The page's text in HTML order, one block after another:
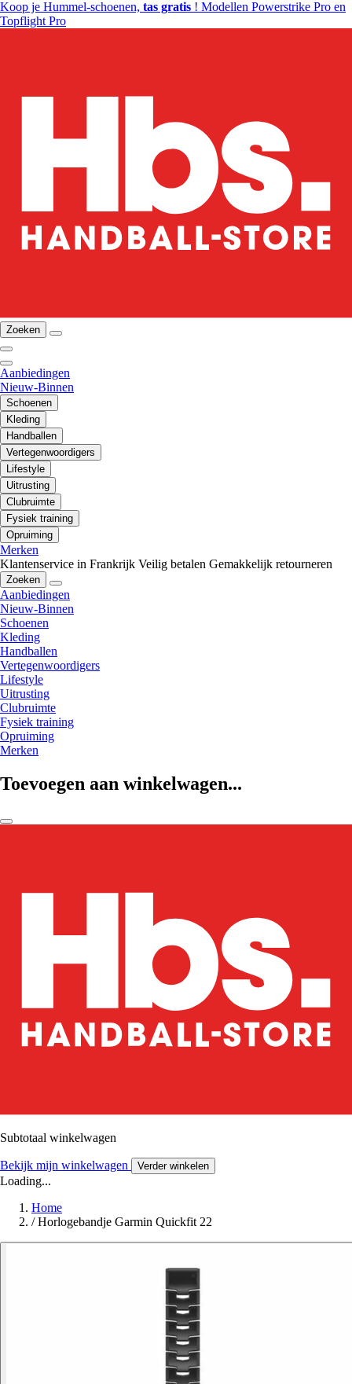
Koop je Hummel-schoenen, tas gratis ! Modellen Powerstrike Pro en
Topflight Pro
Zoeken
Aanbiedingen
Nieuw-Binnen
Schoenen
Kleding
Handballen
Vertegenwoordigers
Lifestyle
Uitrusting
Clubruimte
Fysiek training
Opruiming
Merken
Klantenservice in Frankrijk Veilig betalen Gemakkelijk retourneren
Zoeken
Aanbiedingen
Nieuw-Binnen
Schoenen
Kleding
Handballen
Vertegenwoordigers
Lifestyle
Uitrusting
Clubruimte
Fysiek training
Opruiming
Merken
Toevoegen aan winkelwagen...
Subtotaal winkelwagen
Bekijk mijn winkelwagen Verder winkelen
Loading...
Home
/ Horlogebandje Garmin Quickfit 22